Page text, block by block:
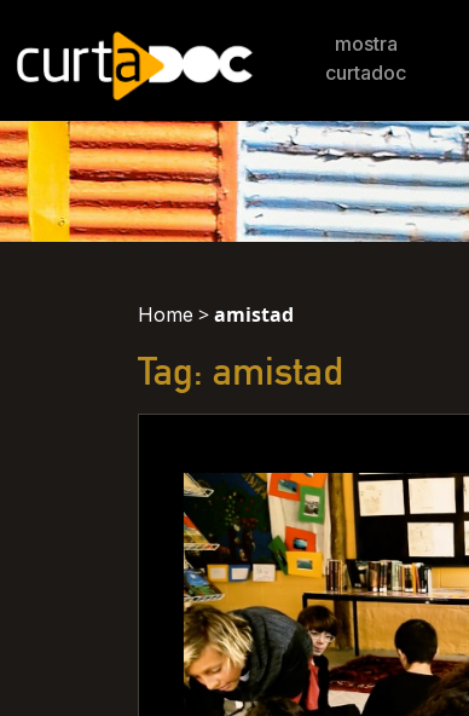
mostra
curtadoc
Home >amistad
Tag: amistad